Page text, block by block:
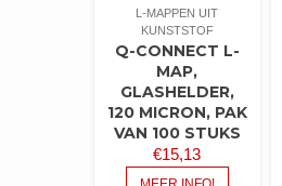
L-MAPPEN UIT
KUNSTSTOF
Q-CONNECT L-
MAP,
GLASHELDER,
120 MICRON, PAK
VAN 100 STUKS
€15,13